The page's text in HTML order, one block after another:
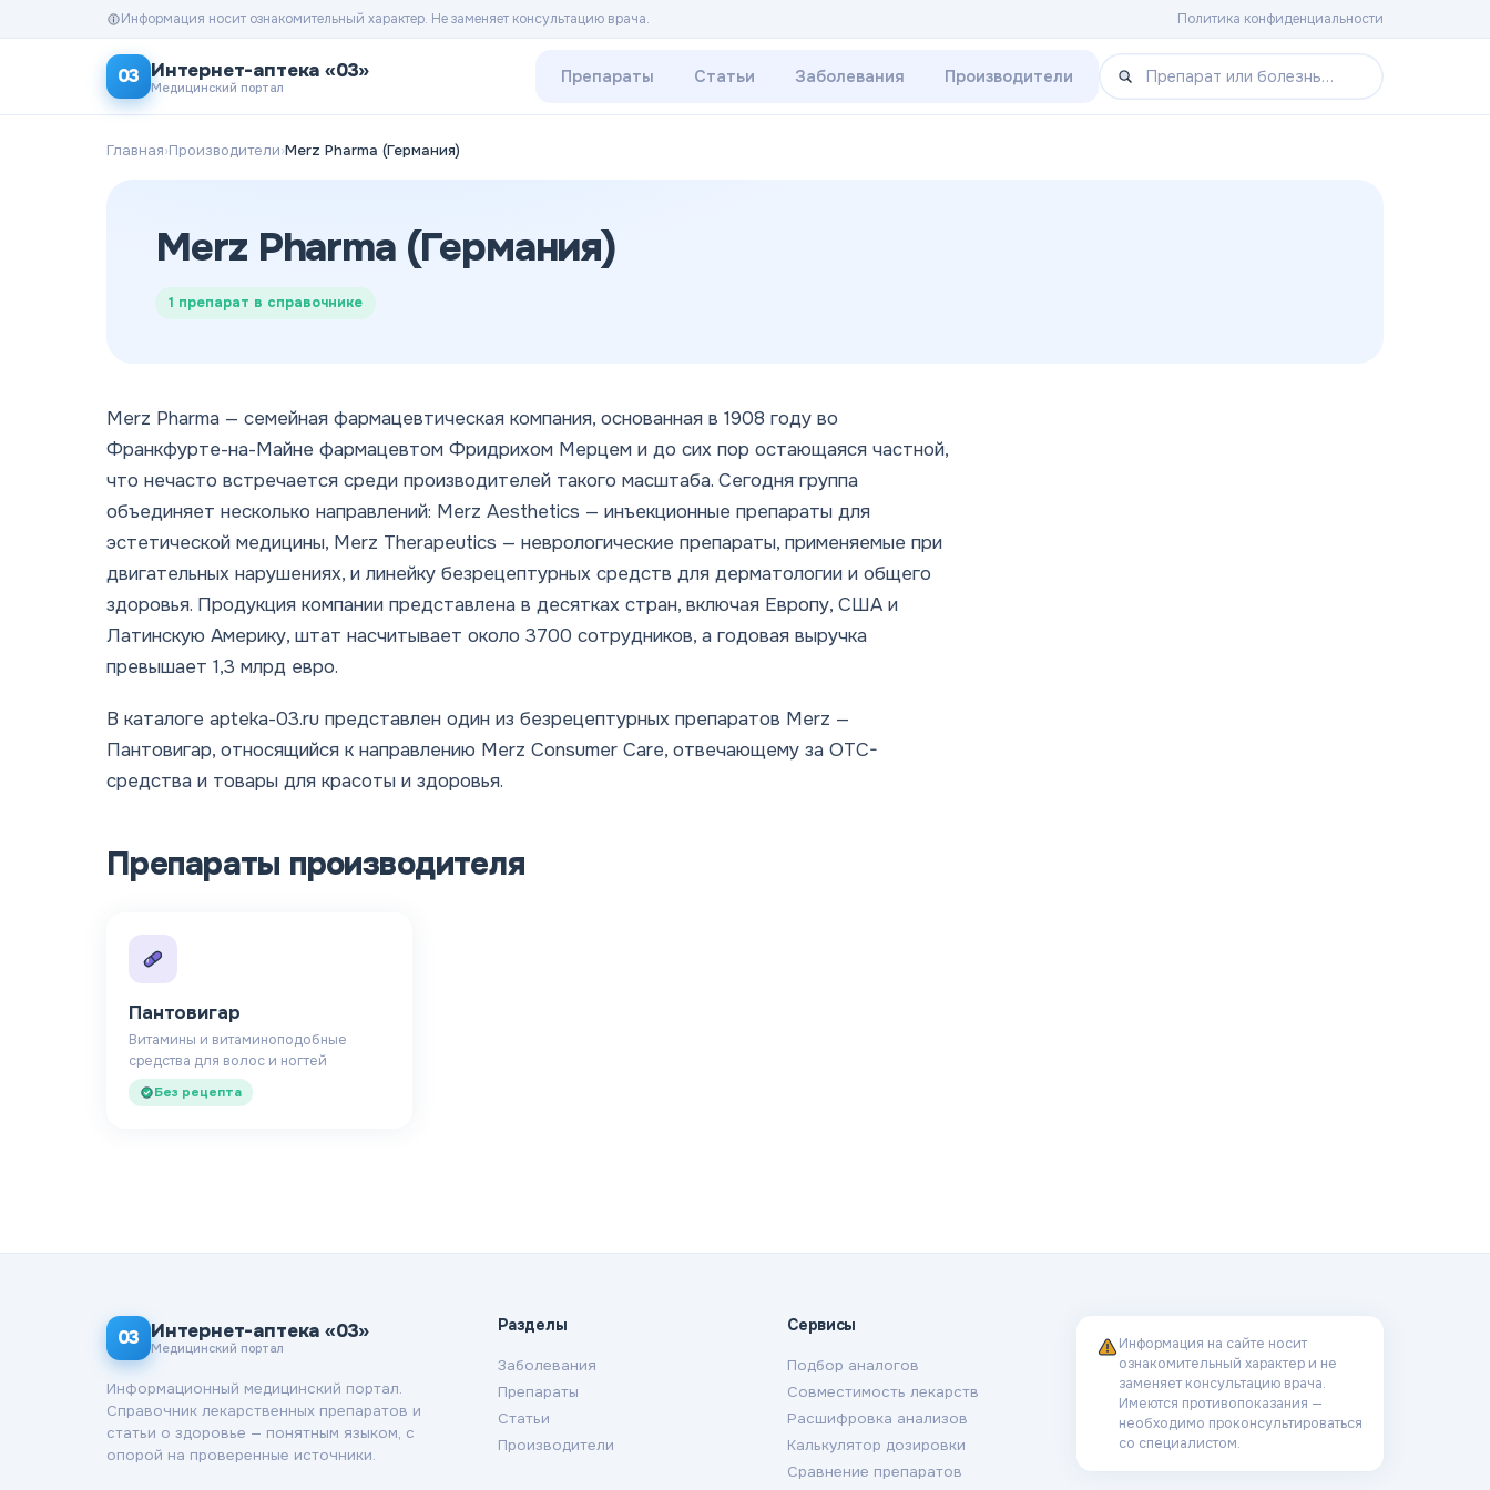
Политика конфиденциальности
Информация носит ознакомительный характер. Не заменяет консультацию врача.
03 Интернет-аптека «03»
Медицинский портал
Препараты Статьи Заболевания Производители
Главная›Производители›Merz Pharma (Германия)
Merz Pharma (Германия)
1 препарат в справочнике
Merz Pharma — семейная фармацевтическая компания, основанная в 1908 году во
Франкфурте-на-Майне фармацевтом Фридрихом Мерцем и до сих пор остающаяся частной,
что нечасто встречается среди производителей такого масштаба. Сегодня группа
объединяет несколько направлений: Merz Aesthetics — инъекционные препараты для
эстетической медицины, Merz Therapeutics — неврологические препараты, применяемые при
двигательных нарушениях, и линейку безрецептурных средств для дерматологии и общего
здоровья. Продукция компании представлена в десятках стран, включая Европу, США и
Латинскую Америку, штат насчитывает около 3700 сотрудников, а годовая выручка
превышает 1,3 млрд евро.
В каталоге apteka-03.ru представлен один из безрецептурных препаратов Merz —
Пантовигар, относящийся к направлению Merz Consumer Care, отвечающему за OTC-
средства и товары для красоты и здоровья.
Препараты производителя
Пантовигар
Витамины и витаминоподобные
средства для волос и ногтей
Без рецепта
03 Интернет-аптека «03»
Медицинский портал
Информационный медицинский портал.
Справочник лекарственных препаратов и
статьи о здоровье — понятным языком, с
опорой на проверенные источники.
Разделы
Заболевания
Препараты
Статьи
Производители
Сервисы
Подбор аналогов
Совместимость лекарств
Расшифровка анализов
Калькулятор дозировки
Сравнение препаратов
Информация на сайте носит
ознакомительный характер и не
заменяет консультацию врача.
Имеются противопоказания —
необходимо проконсультироваться
со специалистом.